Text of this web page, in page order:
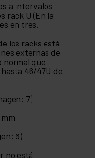
a intervalos
rack U (En la
en tres.
los racks está
externas de
normal que
46/47U de
7)
6)
no está